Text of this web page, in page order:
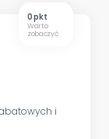
0 pkt
Warto
zobaczyć
i